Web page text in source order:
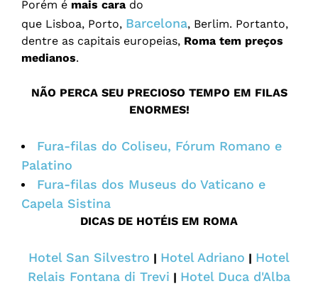
Porém é mais cara do
que Lisboa, Porto, Barcelona, Berlim. Portanto,
dentre as capitais europeias, Roma tem preços
medianos.
NÃO PERCA SEU PRECIOSO TEMPO EM FILAS
ENORMES!
Fura-filas do Coliseu, Fórum Romano e
Palatino
Fura-filas dos Museus do Vaticano e
Capela Sistina
DICAS DE HOTÉIS EM ROMA
Hotel San Silvestro | Hotel Adriano | Hotel
Relais Fontana di Trevi | Hotel Duca d'Alba